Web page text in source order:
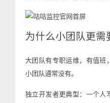
为什么小团队更需
大团队有专职运维，有值班
小团队通常没有。
独立开发者更典型：一个人